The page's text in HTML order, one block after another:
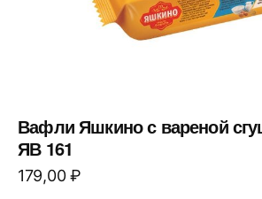
Вафли Яшкино с вареной
ЯВ 161
179,00₽